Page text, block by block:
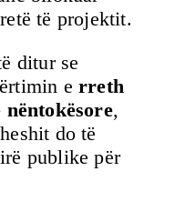
të projektit.
ditur se
e rreth
,
do të
publike për